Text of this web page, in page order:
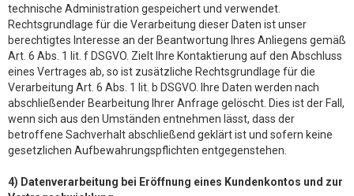
technische Administration gespeichert und verwendet.
Rechtsgrundlage für die Verarbeitung dieser Daten ist unser
berechtigtes Interesse an der Beantwortung Ihres Anliegens gemäß
Art. 6 Abs. 1 lit. f DSGVO. Zielt Ihre Kontaktierung auf den Abschluss
eines Vertrages ab, so ist zusätzliche Rechtsgrundlage für die
Verarbeitung Art. 6 Abs. 1 lit. b DSGVO. Ihre Daten werden nach
abschließender Bearbeitung Ihrer Anfrage gelöscht. Dies ist der Fall,
wenn sich aus den Umständen entnehmen lässt, dass der
betroffene Sachverhalt abschließend geklärt ist und sofern keine
gesetzlichen Aufbewahrungspflichten entgegenstehen.
4) Datenverarbeitung bei Eröffnung eines Kundenkontos und zur